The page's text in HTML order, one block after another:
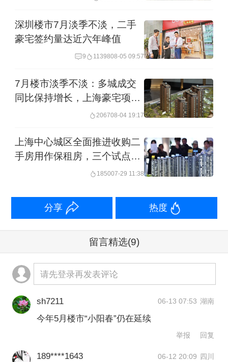
类似情况也出现在杭州。今年以来，杭
州高端住宅市场整体热度依然处于高
位，但核心项目的去化率已经出现边际
回落。以被市场高度关注的几个高端盘
为例，在4月首开阶段，中海万潮玖序、
滨江金帝奥映世纪、建发栖湖云庄去化
现亮眼。但进入5月加推阶段，即便推盘
规模有所缩减，项目去化率仍出现回
奥映世纪和建发栖湖云庄均降至85%，
虽然85%以上的去化率依然属于市场较
好水平，但4月“售罄级”热度未能延续至5
月，显示出高端市场客户转化效率正在
边际走弱，市场动能由此前的快速释放
逐渐回归平稳。
深圳楼市7月淡季不淡，二手
豪宅签约量达近六年峰值
9 1139808-05 09:57
7月楼市淡季不淡：多城成交
同比保持增长，上海豪宅项目
206708-04 19:17
上海中心城区全面推进收购二
手房用作保租房，三个试点区
185007-29 11:38
分享 热度
留言精选(9)
请先登录再发表评论
sh7211 06-13 07:53 湖南
今年5月楼市“小阳春”仍在延续
举报 回复
189****1643 06-12 20:09 四川